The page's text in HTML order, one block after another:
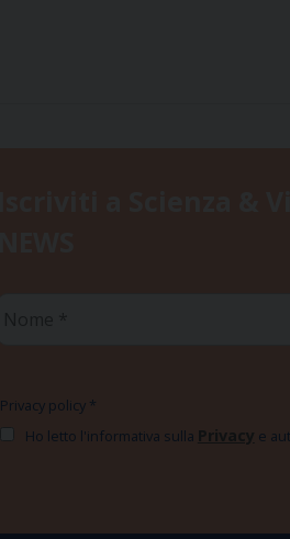
Privacy policy *
Ho letto l'informativa sulla Privacy e